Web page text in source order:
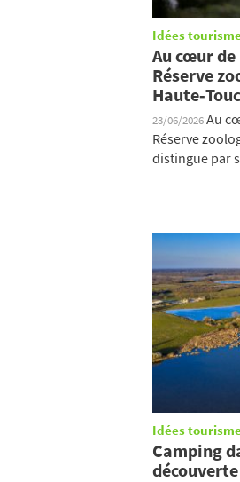
Idées
Au cœur
Réserve
23/06/2026Au
Réserve
distingue par
Idées
Camping